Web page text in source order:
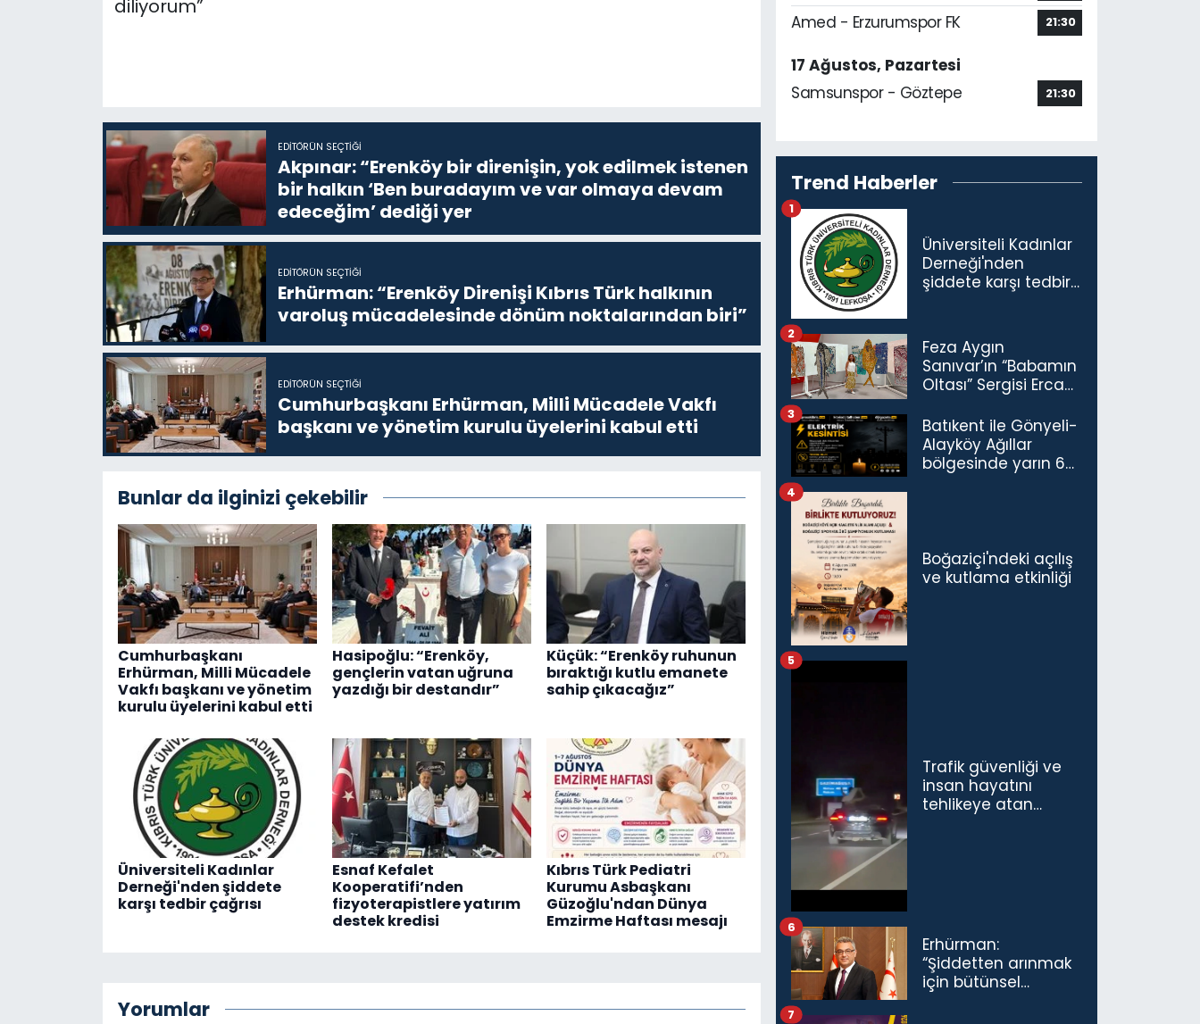
diliyorum”
EDITÖRÜN SEÇTIĞI
Akpınar: “Erenköy bir direnişin, yok edilmek istenen
bir halkın ‘Ben buradayım ve var olmaya devam
edeceğim’ dediği yer
EDITÖRÜN SEÇTIĞI
Erhürman: “Erenköy Direnişi Kıbrıs Türk halkının
varoluş mücadelesinde dönüm noktalarından biri”
EDITÖRÜN SEÇTIĞI
Cumhurbaşkanı Erhürman, Milli Mücadele Vakfı
başkanı ve yönetim kurulu üyelerini kabul etti
Bunlar da ilginizi çekebilir
Cumhurbaşkanı
Erhürman, Milli Mücadele
Vakfı başkanı ve yönetim
kurulu üyelerini kabul etti
Hasipoğlu: “Erenköy,
gençlerin vatan uğruna
yazdığı bir destandır”
Küçük: “Erenköy ruhunun
bıraktığı kutlu emanete
sahip çıkacağız”
Üniversiteli Kadınlar
Derneği'nden şiddete
karşı tedbir çağrısı
Esnaf Kefalet
Kooperatifi’nden
fizyoterapistlere yatırım
destek kredisi
Kıbrıs Türk Pediatri
Kurumu Asbaşkanı
Güzoğlu'ndan Dünya
Emzirme Haftası mesajı
Yorumlar
Amed - Erzurumspor FK 21:30
17 Ağustos, Pazartesi
Samsunspor - Göztepe
21:30
Trend Haberler
Üniversiteli Kadınlar
Derneği'nden
şiddete karşı tedbir
1
Feza Aygın
Sanıvar’ın “Babamın
Oltası” Sergisi Ercan
Açıldı
2
Batıkent ile Gönyeli-
Alayköy Ağıllar
bölgesinde yarın 6
3
Boğaziçi'ndeki açılış
ve kutlama etkinliği
4
Trafik güvenliği ve
insan hayatını
tehlikeye atan
5
Erhürman:
“Şiddetten arınmak
için bütünsel
6
7